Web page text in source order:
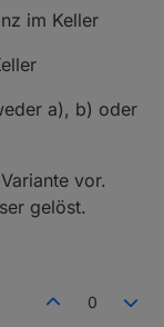
im Keller
a), b) oder
vor.
gelöst.
0